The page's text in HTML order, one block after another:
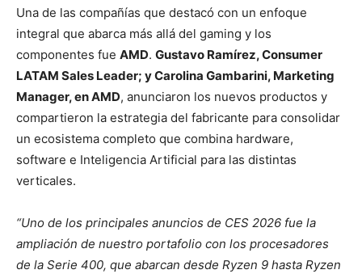
Una de las compañías que destacó con un enfoque
integral que abarca más allá del gaming y los
componentes fue AMD. Gustavo Ramírez, Consumer
LATAM Sales Leader; y Carolina Gambarini, Marketing
Manager, en AMD, anunciaron los nuevos productos y
compartieron la estrategia del fabricante para consolidar
un ecosistema completo que combina hardware,
software e Inteligencia Artificial para las distintas
verticales.
“Uno de los principales anuncios de CES 2026 fue la
ampliación de nuestro portafolio con los procesadores
de la Serie 400, que abarcan desde Ryzen 9 hasta Ryzen